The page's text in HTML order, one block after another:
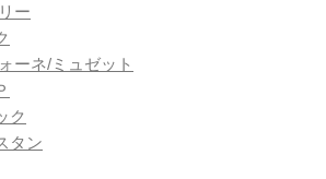
ー
ーネ/ミュゼット
ク
タン